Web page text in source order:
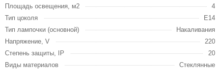
Площадь освещения, м2
4
Тип цоколя
E14
Тип лампочки (основной)
Накаливания
Напряжение, V
220
Степень защиты, IP
20
Виды материалов
Стеклянные